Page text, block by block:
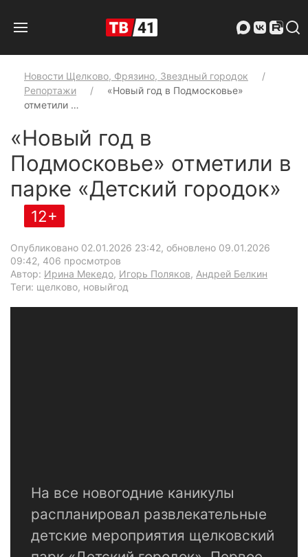
Новости Щелково, Фрязино, Звездный городок
Репортажи
«Новый год в Подмосковье»
отметили …
«Новый год в
Подмосковье» отметили в
парке «Детский городок»
12+
Опубликовано 02.01.2026 23:42, обновлено 09.01.2026
09:42, 406 просмотров
Автор: Ирина Мекедо, Игорь Поляков, Андрей Белкин
Теги: щелково, новыйгод
На все новогодние каникулы
распланировал развлекательные
детские мероприятия щелковский